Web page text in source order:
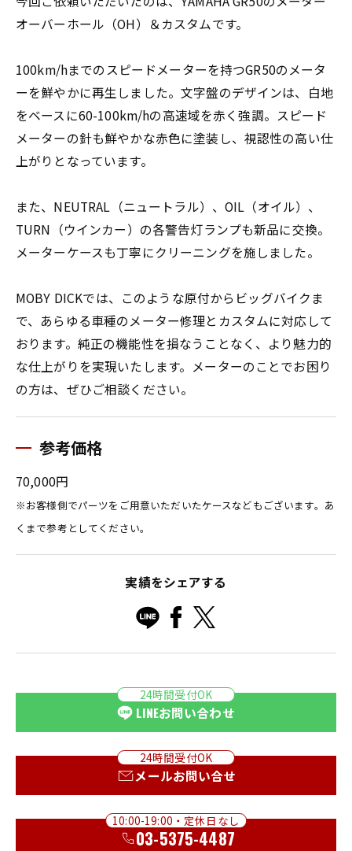
オーバーホール（OH）＆カスタムです。
100km/hまでのスピードメーターを持つGR50のメータ
ーを鮮やかに再生しました。文字盤のデザインは、白地
をベースに60-100km/hの高速域を赤く強調。スピード
メーターの針も鮮やかな赤色に塗装し、視認性の高い仕
上がりとなっています。
また、NEUTRAL（ニュートラル）、OIL（オイル）、
TURN（ウインカー）の各警告灯ランプも新品に交換。
メーターケースも丁寧にクリーニングを施しました。
MOBY DICKでは、このような原付からビッグバイクま
で、あらゆる車種のメーター修理とカスタムに対応して
おります。純正の機能性を損なうことなく、より魅力的
な仕上がりを実現いたします。メーターのことでお困り
の方は、ぜひご相談ください。
参考価格
70,000円
※お客様側でパーツをご用意いただいたケースなどもございます。あ
くまで参考としてください。
実績をシェアする
24時間受付OK
LINEお問い合わせ
24時間受付OK
メールお問い合せ
10:00-19:00・定休日なし
03-5375-4487